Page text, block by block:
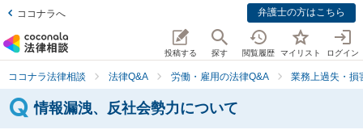
ココナラへ 弁護士の方はこちら
投稿する 探す 閲覧履歴 マイリスト ログイン
ココナラ法律相談 法律Q&A 労働・雇用の法律Q&A 業務上過失・損
情報漏洩、反社会勢力について